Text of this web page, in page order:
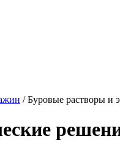
/Буровые растворы и